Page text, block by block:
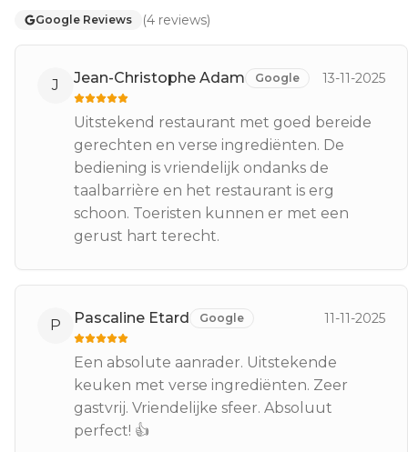
Google Reviews (4 reviews)
J Jean-Christophe Adam Google 13-11-2025
Uitstekend restaurant met goed bereide
gerechten en verse ingrediënten. De
bediening is vriendelijk ondanks de
taalbarrière en het restaurant is erg
schoon. Toeristen kunnen er met een
gerust hart terecht.
P Pascaline Etard Google 11-11-2025
Een absolute aanrader. Uitstekende
keuken met verse ingrediënten. Zeer
gastvrij. Vriendelijke sfeer. Absoluut
perfect! 👍